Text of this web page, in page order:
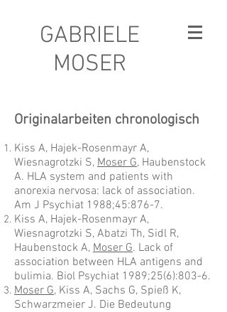
GABRIELE
MOSER
Originalarbeiten chronologisch
Kiss A, Hajek-Rosenmayr A,
Wiesnagrotzki S, Moser G, Haubenstock
A. HLA system and patients with
anorexia nervosa: lack of association.
Am J Psychiat 1988;45:876-7.
Kiss A, Hajek-Rosenmayr A,
Wiesnagrotzki S, Abatzi Th, Sidl R,
Haubenstock A, Moser G. Lack of
association between HLA antigens and
bulimia. Biol Psychiat 1989;25(6):803-6.
Moser G, Kiss A, Sachs G, Spieß K,
Schwarzmeier J. Die Bedeutung